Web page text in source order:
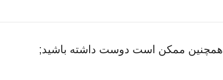
همچنین ممکن است دوست داشته باشید;